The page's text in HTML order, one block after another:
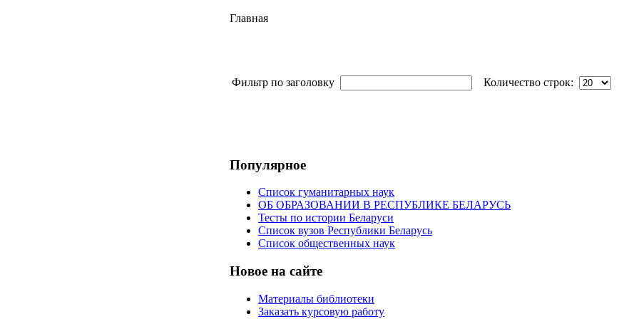
Главная
Фильтр по заголовку
Количество строк:
Популярное
Список гуманитарных наук
ОБ ОБРАЗОВАНИИ В РЕСПУБЛИКЕ БЕЛАРУСЬ
Тесты по истории Беларуси
Список вузов Республики Беларусь
Список общественных наук
Новое на сайте
Материалы библиотеки
Заказать курсовую работу